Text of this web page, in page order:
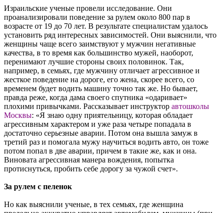
Израильские ученые провели исследование. Они
проанализировали поведение за рулем около 800 пар в
возрасте от 19 до 70 лет. В результате специалистам удалось
установить ряд интересных зависимостей. Они выяснили, что
женщины чаще всего заимствуют у мужчин негативные
качества, в то время как большинство мужей, наоборот,
перенимают лучшие стороны своих половинок. Так,
например, в семьях, где мужчину отличает агрессивное и
жесткое поведение на дороге, его жена, скорее всего, со
временем будет водить машину точно так же. Но бывает,
правда реже, когда дама своего спутника «одаривает»
плохими привычками. Рассказывает инструктор автошколы
Москвы: «Я знаю одну приятельницу, которая обладает
агрессивным характером и уже раза четыре попадала в
достаточно серьезные аварии. Потом она вышла замуж в
третий раз и помогала мужу научиться водить авто, он тоже
потом попал в две аварии, причем в такие же, как и она.
Виновата агрессивная манера вождения, попытка
протиснуться, пробить себе дорогу за чужой счет».
За рулем с пеленок
Но как выяснили ученые, в тех семьях, где женщина